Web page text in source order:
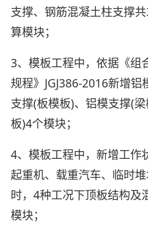
支撑、钢筋混凝土柱支撑
算模块；
3、模板工程中，依据《组
规程》JGJ386-2016新增
支撑(板模板)、铝模支撑(
板)4个模块；
4、模板工程中，新增工作
起重机、载重汽车、临时
时，4种工况下顶板结构及
模块；